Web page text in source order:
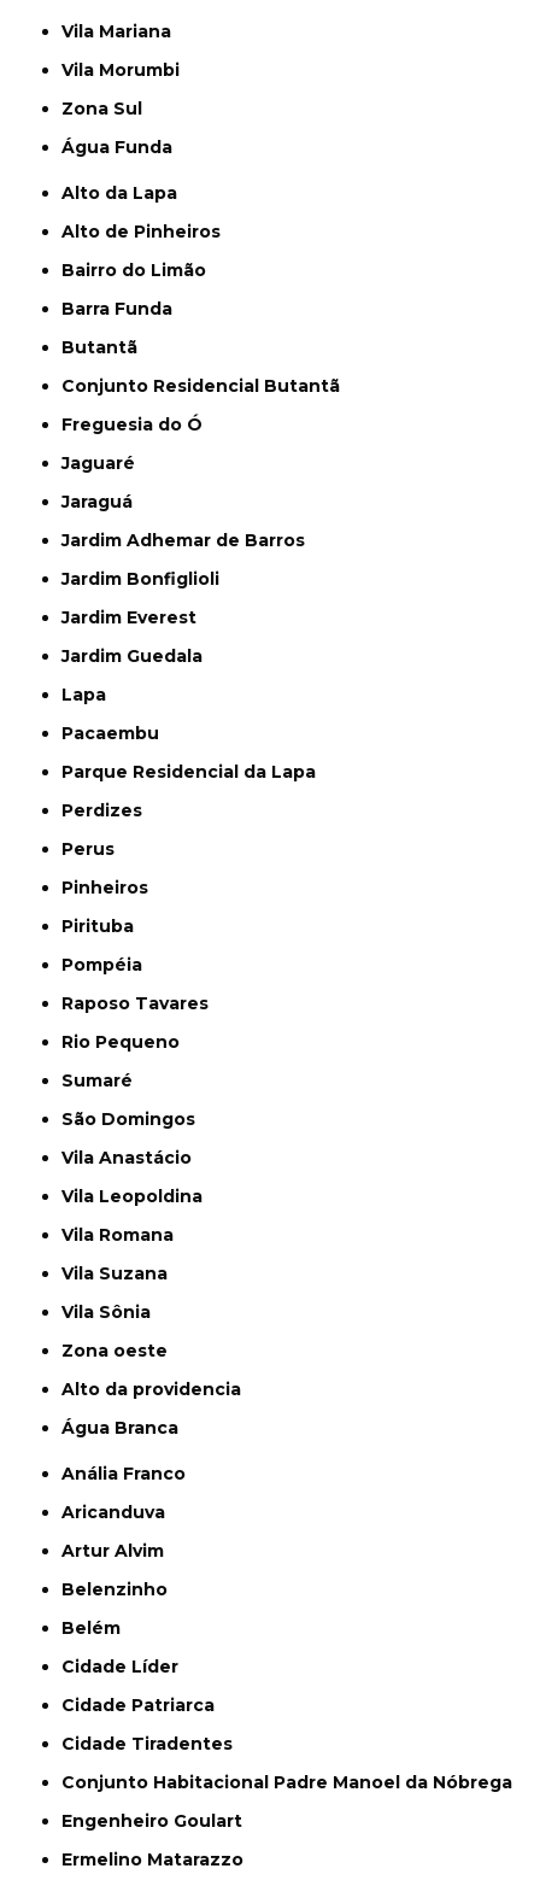
Vila Mariana
Vila Morumbi
Zona Sul
Água Funda
Alto da Lapa
Alto de Pinheiros
Bairro do Limão
Barra Funda
Butantã
Conjunto Residencial Butantã
Freguesia do Ó
Jaguaré
Jaraguá
Jardim Adhemar de Barros
Jardim Bonfiglioli
Jardim Everest
Jardim Guedala
Lapa
Pacaembu
Parque Residencial da Lapa
Perdizes
Perus
Pinheiros
Pirituba
Pompéia
Raposo Tavares
Rio Pequeno
Sumaré
São Domingos
Vila Anastácio
Vila Leopoldina
Vila Romana
Vila Suzana
Vila Sônia
Zona oeste
alto da providencia
Água Branca
Anália Franco
Aricanduva
Artur Alvim
Belenzinho
Belém
Cidade Líder
Cidade Patriarca
Cidade Tiradentes
Conjunto Habitacional Padre Manoel da Nóbrega
Engenheiro Goulart
Ermelino Matarazzo